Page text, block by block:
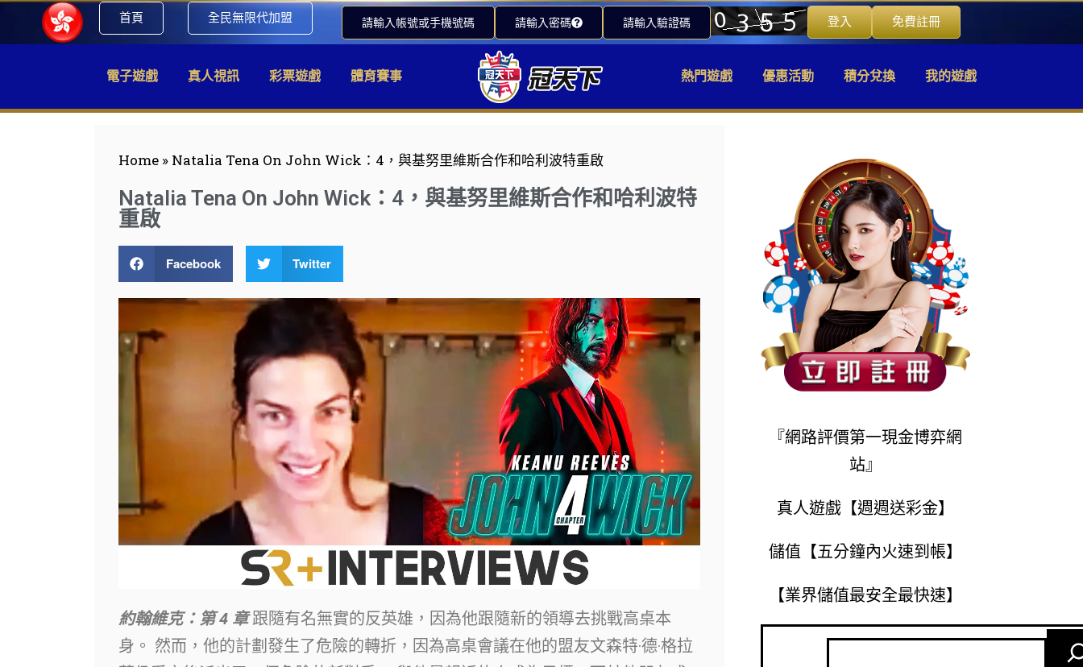
首頁 全民無限代加盟 請輸入帳號或手機號碼 請輸入密碼 請輸入驗證碼 登入 免費註冊
電子遊戲 真人視訊 彩票遊戲 體育賽事 熱門遊戲 優惠活動 積分兌換 我的遊戲
Home » Natalia Tena On John Wick：4，與基努里維斯合作和哈利波特重啟
Natalia Tena On John Wick：4，與基努里維斯合作和哈利波特
重啟
Facebook Twitter
約翰維克：第 4 章跟隨有名無實的反英雄，因為他跟隨新的領導去挑戰高桌本
身。 然而，他的計劃發生了危險的轉折，因為高桌會議在他的盟友文森特·德·格拉
『網路評價第一現金博弈網
站』
真人遊戲【週週送彩金】
儲值【五分鐘內火速到帳】
【業界儲值最安全最快速】